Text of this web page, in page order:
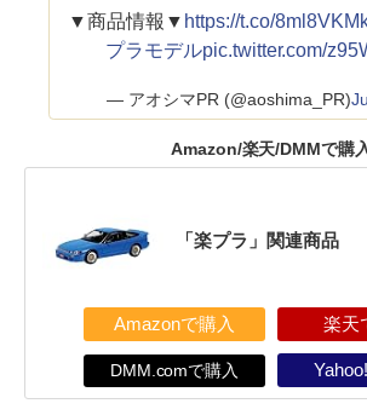
▼商品情報▼ https://t.co/
プラモデルpic.twitter.com/
— アオシマPR (@aoshima_PR)
Amazon/楽天/DMMで購
「楽プラ」関連商品
Amazonで購入 楽天
DMM.comで購入